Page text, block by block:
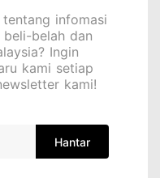
infomasi
beli-belah dan
Ingin
kami setiap
kami!
Hantar